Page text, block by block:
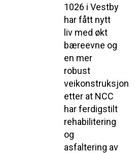
1026 i Vestby
har fått nytt
liv med økt
bæreevne og
en mer
robust
veikonstruksjon
etter at NCC
har ferdigstilt
rehabilitering
og
asfaltering av